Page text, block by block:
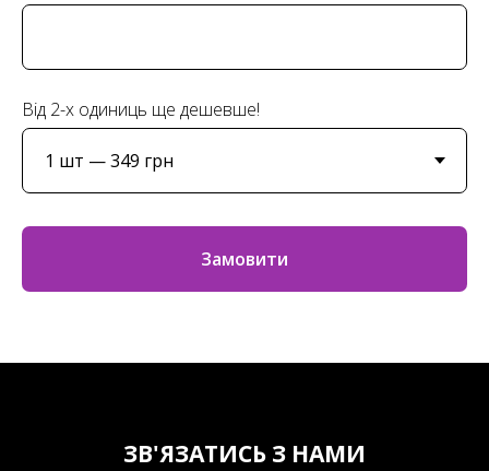
Від 2-х одиниць ще дешевше!
Замовити
ЗВ'ЯЗАТИСЬ З НАМИ